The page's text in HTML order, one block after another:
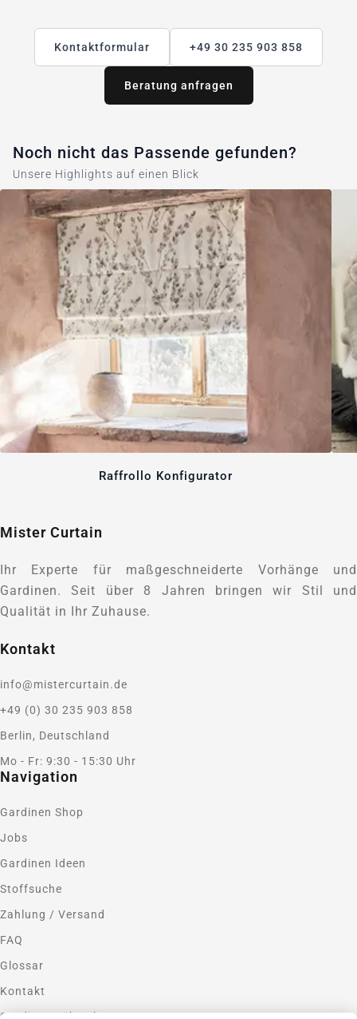
Kontaktformular +49 30 235 903 858
Beratung anfragen
Noch nicht das Passende gefunden?
Unsere Highlights auf einen Blick
Raffrollo Konfigurator
Mister Curtain
Ihr Experte für maßgeschneiderte Vorhänge und
Gardinen. Seit über 8 Jahren bringen wir Stil und
Qualität in Ihr Zuhause.
Kontakt
info@mistercurtain.de
+49 (0) 30 235 903 858
Berlin, Deutschland
Mo - Fr: 9:30 - 15:30 Uhr
Navigation
Gardinen Shop
Jobs
Gardinen Ideen
Stoffsuche
Zahlung / Versand
FAQ
Glossar
Kontakt
Gardinen nähen lassen